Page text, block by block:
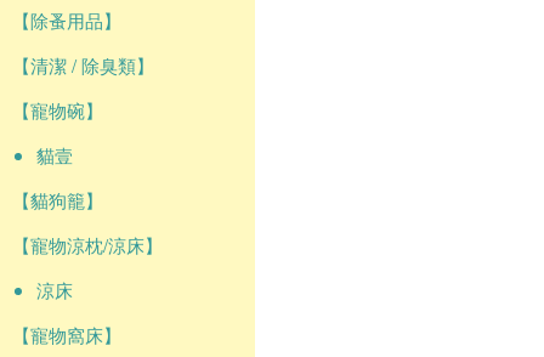
【除蚤用品】
【清潔 / 除臭類】
【寵物碗】
貓壹
【貓狗籠】
【寵物涼枕/涼床】
涼床
【寵物窩床】